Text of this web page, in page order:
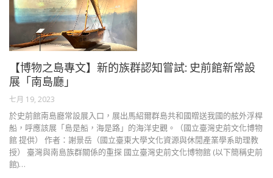
【博物之島專文】新的族群認知嘗試: 史前館新常設
展「南島廳」
七月 19, 2023
於史前館南島廳常設展入口，展出馬紹爾群島共和國贈送我國的舷外浮桿
船，呼應該展「島是船，海是路」的海洋史觀。（國立臺灣史前文化博物
館 提供） 作者：謝景岳（國立臺東大學文化資源與休閒產業學系助理教
授） 臺灣與南島族群關係的重探 國立臺灣史前文化博物館 (以下簡稱史前
館)…